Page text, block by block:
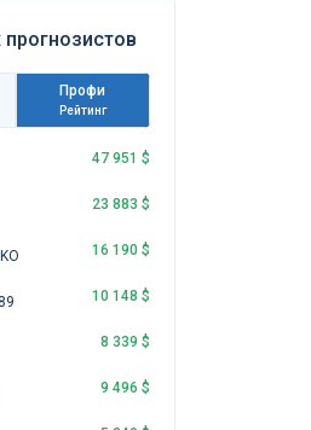
Профи
Рейтинг
47 951 $
23 883 $
16 190 $
10 148 $
8 339 $
9 496 $